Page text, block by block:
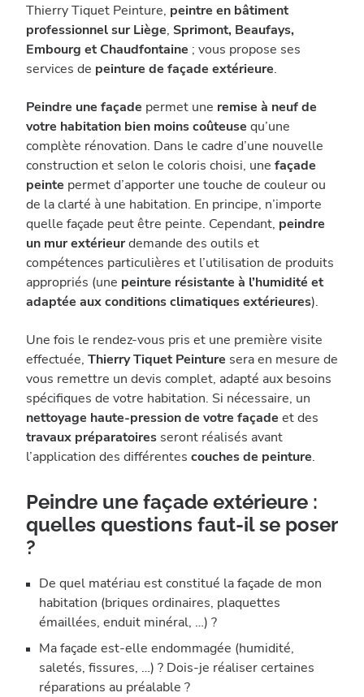
Thierry Tiquet Peinture, peintre en bâtiment
professionnel sur Liège, Sprimont, Beaufays,
Embourg et Chaudfontaine ; vous propose ses
services de peinture de façade extérieure.
Peindre une façade permet une remise à neuf de
votre habitation bien moins coûteuse qu’une
complète rénovation. Dans le cadre d’une nouvelle
construction et selon le coloris choisi, une façade
peinte permet d’apporter une touche de couleur ou
de la clarté à une habitation. En principe, n’importe
quelle façade peut être peinte. Cependant, peindre
un mur extérieurdemande des outils et
compétences particulières et l’utilisation de produits
appropriés (une peinture résistante à l’humidité et
adaptée aux conditions climatiques extérieures).
Une fois le rendez-vous pris et une première visite
effectuée, Thierry Tiquet Peinture sera en mesure de
vous remettre un devis complet, adapté aux besoins
spécifiques de votre habitation. Si nécessaire, un
nettoyage haute-pression de votre façade et des
travaux préparatoires seront réalisés avant
l’application des différentes couches de peinture.
Peindre une façade extérieure :
quelles questions faut-il se poser
?
De quel matériau est constitué la façade de mon
habitation (briques ordinaires, plaquettes
émaillées, enduit minéral, …) ?
Ma façade est-elle endommagée (humidité,
saletés, fissures, …) ? Dois-je réaliser certaines
réparations au préalable ?